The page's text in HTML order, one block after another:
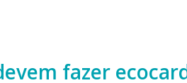
fazer